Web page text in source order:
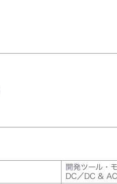
開発ツール・
DC／DC &